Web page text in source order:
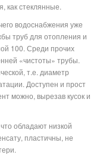
как стеклянные.
водоснабжения уже
труб для отопления и
100. Среди прочих
«чистоты» трубы.
т.е. диаметр
Доступен и прост
можно, вырезав кусок и
обладают низкой
пластичны, не